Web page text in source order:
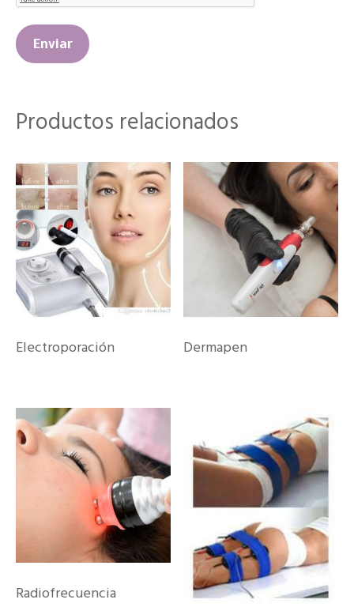
Productos relacionados
Electroporación Dermapen
Radiofrecuencia